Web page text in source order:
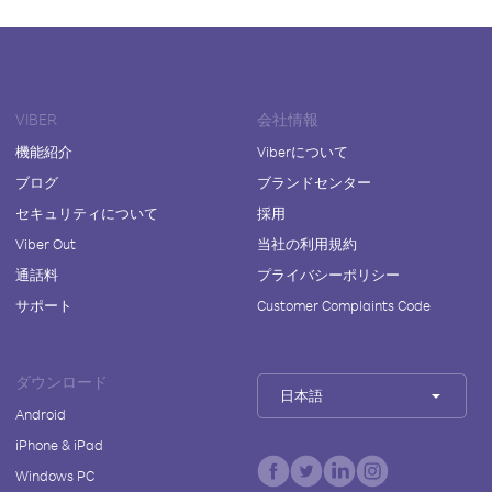
VIBER
機能紹介
ブログ
セキュリティについて
Viber Out
通話料
サポート
会社情報
Viberについて
ブランドセンター
採用
当社の利用規約
プライバシーポリシー
Customer Complaints Code
ダウンロード
Android
iPhone & iPad
Windows PC
日本語